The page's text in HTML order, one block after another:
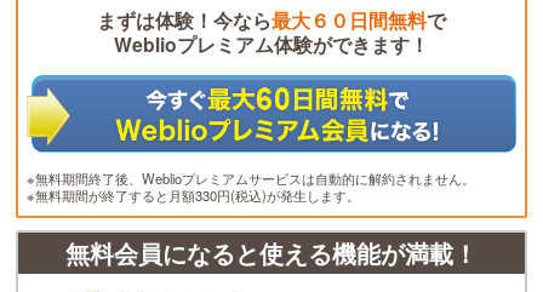
まずは体験！今なら最大６０日間無料で
Weblioプレミアム体験ができます！
※無料期間終了後、Weblioプレミアムサービスは自動的に解約されません。
※無料期間が終了すると月額330円(税込)が発生します。
無料会員になると使える機能が満載！